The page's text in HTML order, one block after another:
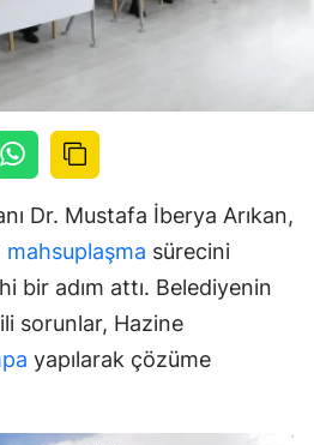
Dr. Mustafa İberya Arıkan,
mahsuplaşma sürecini
bir adım attı. Belediyenin
sorunlar, Hazine
yapılarak çözüme